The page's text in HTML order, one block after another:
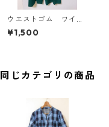
ウエストゴム ワイド
パンツ ８Ｌ グリー
ン KAE-4279
¥1,500
同じカテゴリの商品